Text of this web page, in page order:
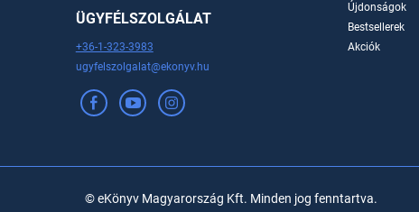
ÜGYFÉLSZOLGÁLAT
+36-1-323-3983
ugyfelszolgalat@ekonyv.hu
Újdonságok
Bestsellerek
Akciók
© eKönyv Magyarország Kft. Minden jog fenntartva.